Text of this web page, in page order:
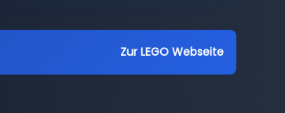
Zur LEGO Webseite